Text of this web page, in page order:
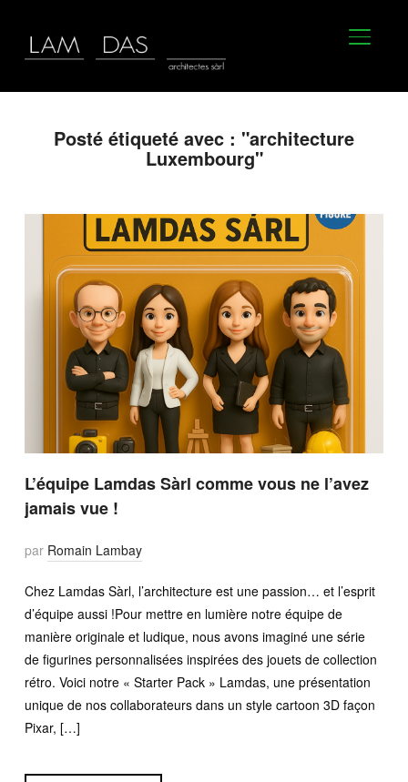
Posté étiqueté avec : "architecture
Luxembourg"
L’équipe Lamdas Sàrl comme vous ne l’avez
jamais vue !
par Romain Lambay
Chez Lamdas Sàrl, l’architecture est une passion… et l’esprit
d’équipe aussi !Pour mettre en lumière notre équipe de
manière originale et ludique, nous avons imaginé une série
de figurines personnalisées inspirées des jouets de collection
rétro. Voici notre « Starter Pack » Lamdas, une présentation
unique de nos collaborateurs dans un style cartoon 3D façon
Pixar, […]